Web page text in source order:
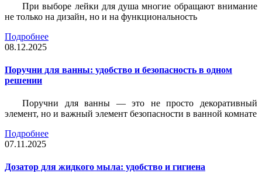
При выборе лейки для душа многие обращают внимание
не только на дизайн, но и на функциональность
Подробнее
08.12.2025
Поручни для ванны: удобство и безопасность в одном
решении
Поручни для ванны — это не просто декоративный
элемент, но и важный элемент безопасности в ванной комнате
Подробнее
07.11.2025
Дозатор для жидкого мыла: удобство и гигиена